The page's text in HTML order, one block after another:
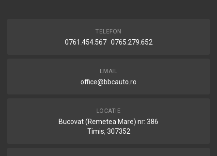
TELEFON
0761.454.567 0765.279.652
EMAIL
office@bbcauto.ro
LOCATIE
Bucovat (Remetea Mare) nr: 386
Timis, 307352